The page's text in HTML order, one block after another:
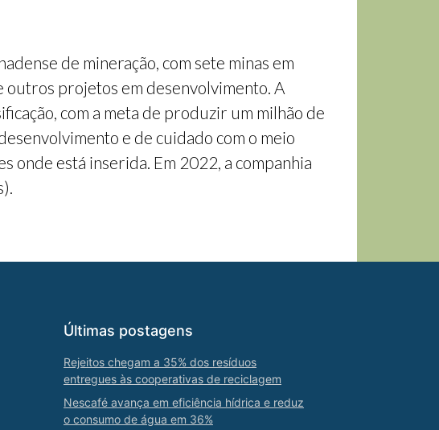
de mineração, com sete minas em
outros projetos em desenvolvimento. A
com a meta de produzir um milhão de
e de cuidado com o meio
onde está inserida. Em 2022, a companhia
Últimas postagens
Rejeitos chegam a 35% dos resíduos
entregues às cooperativas de reciclagem
Nescafé avança em eficiência hídrica e reduz
o consumo de água em 36%